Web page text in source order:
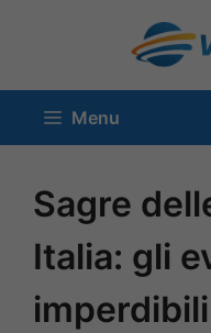
contenuto
Menu
Sagre
Italia: gli
imperdibili